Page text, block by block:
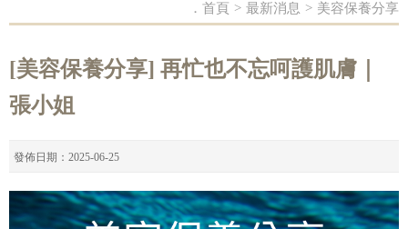
．首頁 > 最新消息 > 美容保養分享
[美容保養分享] 再忙也不忘呵護肌膚｜
張小姐
發佈日期：2025-06-25